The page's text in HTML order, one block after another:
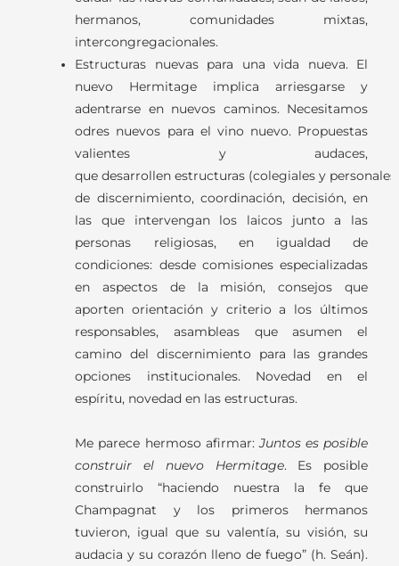
hermanos, comunidades mixtas,
intercongregacionales.
Estructuras nuevas para una vida nueva. El
nuevo Hermitage implica arriesgarse y
adentrarse en nuevos caminos. Necesitamos
odres nuevos para el vino nuevo. Propuestas
valientes y audaces,
que desarrollen estructuras (colegiales y
de discernimiento, coordinación, decisión, en
las que intervengan los laicos junto a las
personas religiosas, en igualdad de
condiciones: desde comisiones especializadas
en aspectos de la misión, consejos que
aporten orientación y criterio a los últimos
responsables, asambleas que asumen el
camino del discernimiento para las grandes
opciones institucionales. Novedad en el
espíritu, novedad en las estructuras.
Me parece hermoso afirmar:Juntos es posible
construir el nuevo Hermitage. Es posible
construirlo “haciendo nuestra la fe que
Champagnat y los primeros hermanos
tuvieron, igual que su valentía, su visión, su
audacia y su corazón lleno de fuego” (h. Seán).